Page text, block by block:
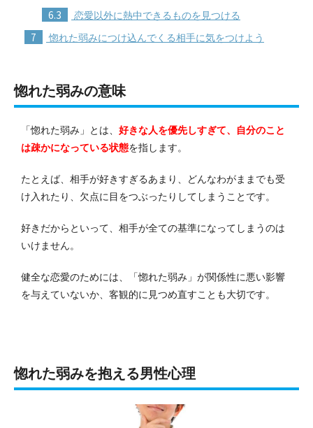
6.3 恋愛以外に熱中できるものを見つける
7 惚れた弱みにつけ込んでくる相手に気をつけよう
惚れた弱みの意味
「惚れた弱み」とは、 好きな人を優先しすぎて、自分のこと
は疎かになっている状態を指します。
たとえば、相手が好きすぎるあまり、どんなわがままでも受
け入れたり、欠点に目をつぶったりしてしまうことです。
好きだからといって、相手が全ての基準になってしまうのは
いけません。
健全な恋愛のためには、「惚れた弱み」が関係性に悪い影響
を与えていないか、客観的に見つめ直すことも大切です。
惚れた弱みを抱える男性心理